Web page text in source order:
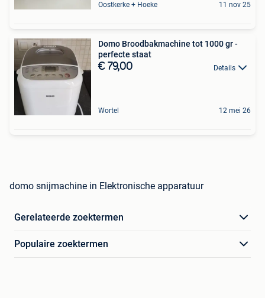
Oostkerke + Hoeke 11 nov 25
Domo Broodbakmachine tot 1000 gr -
perfecte staat
€ 79,00 Details
Wortel 12 mei 26
domo snijmachine in Elektronische apparatuur
Gerelateerde zoektermen
Populaire zoektermen